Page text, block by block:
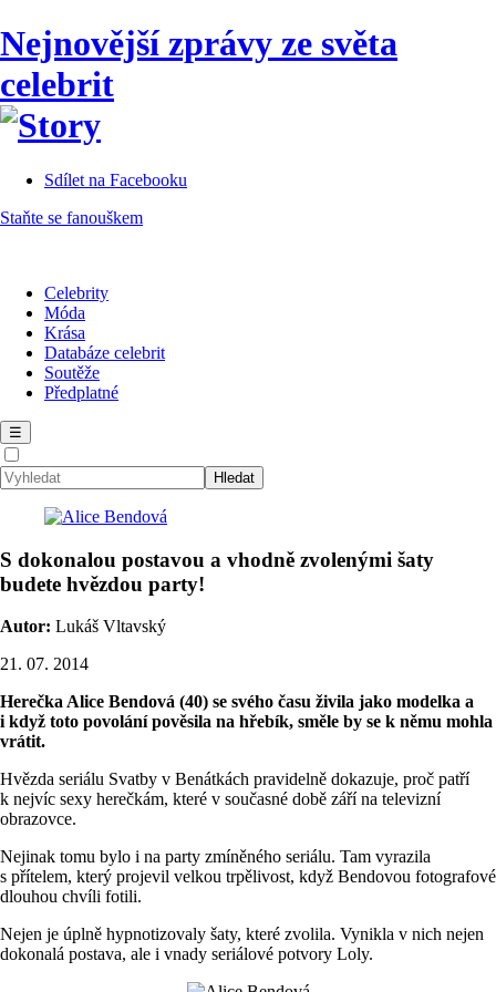
Nejnovější zprávy ze světa
celebrit
Sdílet na Facebooku
Staňte se fanouškem
Celebrity
Móda
Krása
Databáze celebrit
Soutěže
Předplatné
☰
S dokonalou postavou a vhodně zvolenými šaty
budete hvězdou party!
Autor: Lukáš Vltavský
21. 07. 2014
Herečka Alice Bendová (40) se svého času živila jako modelka a
i když toto povolání pověsila na hřebík, směle by se k němu mohla
vrátit.
Hvězda seriálu Svatby v Benátkách pravidelně dokazuje, proč patří
k nejvíc sexy herečkám, které v současné době září na televizní
obrazovce.
Nejinak tomu bylo i na party zmíněného seriálu. Tam vyrazila
s přítelem, který projevil velkou trpělivost, když Bendovou fotografové
dlouhou chvíli fotili.
Nejen je úplně hypnotizovaly šaty, které zvolila. Vynikla v nich nejen
dokonalá postava, ale i vnady seriálové potvory Loly.